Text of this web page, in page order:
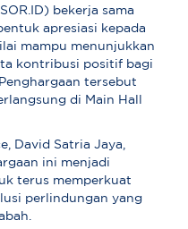
bekerja sama
apresiasi kepada
mampu menunjukkan
kontribusi positif bagi
tersebut
di Main Hall
David Satria Jaya,
ini menjadi
terus memperkuat
perlindungan yang